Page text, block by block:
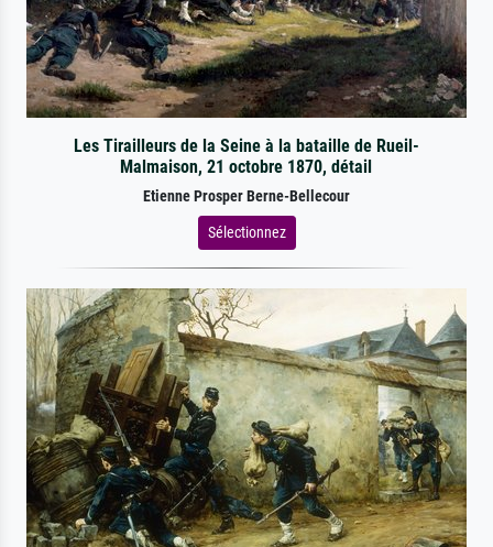
Les Tirailleurs de la Seine à la bataille de Rueil-
Malmaison, 21 octobre 1870, détail
Etienne Prosper Berne-Bellecour
Sélectionnez